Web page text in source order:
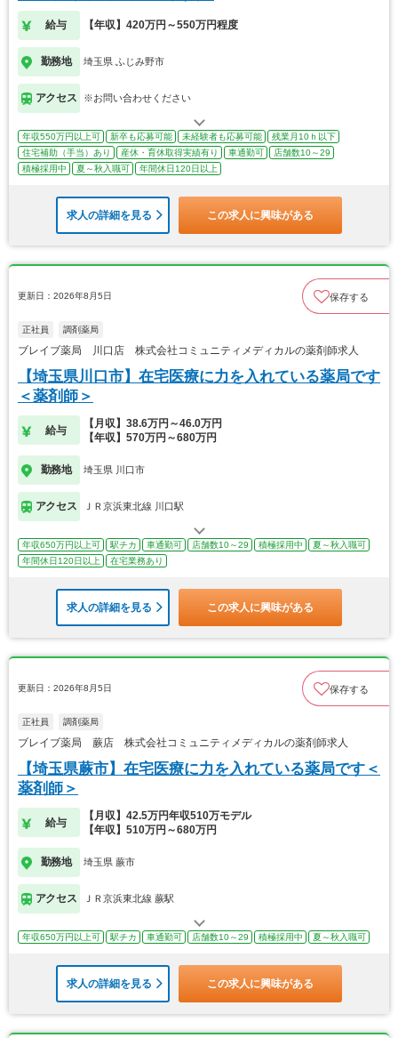
給与 【年収】420万円～550万円程度
勤務地 埼玉県 ふじみ野市
アクセス ※お問い合わせください
年収550万円以上可 新卒も応募可能 未経験者も応募可能
残業月10ｈ以下
住宅補助（手当）あり
産休・育休取得実績有り 車通勤可
店舗数10～29
積極採用中
夏～秋入職可 年間休日120日以上
求人の詳細を見る この求人に興味がある
更新日：2026年8月5日 保存する
正社員 調剤薬局
ブレイブ薬局 川口店 株式会社コミュニティメディカルの薬剤師求人
【埼玉県川口市】在宅医療に力を入れている薬局です
＜薬剤師＞
給与
【月収】38.6万円～46.0万円
【年収】570万円～680万円
勤務地 埼玉県 川口市
アクセス ＪＲ京浜東北線 川口駅
年収650万円以上可 駅チカ 車通勤可 店舗数10～29 積極採用中
夏～秋入職可
年間休日120日以上
在宅業務あり
求人の詳細を見る この求人に興味がある
更新日：2026年8月5日 保存する
正社員 調剤薬局
ブレイブ薬局 蕨店 株式会社コミュニティメディカルの薬剤師求人
【埼玉県蕨市】在宅医療に力を入れている薬局です＜
薬剤師＞
給与
【月収】42.5万円年収510万モデル
【年収】510万円～680万円
勤務地 埼玉県 蕨市
アクセス ＪＲ京浜東北線 蕨駅
年収650万円以上可 駅チカ 車通勤可 店舗数10～29 積極採用中 夏～秋入職可
求人の詳細を見る この求人に興味がある